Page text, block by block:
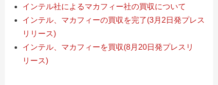
インテル社によるマカフィー社の買収について
インテル、マカフィーの買収を完了(3月2日発プレス
リリース)
インテル、マカフィーを買収(8月20日発プレスリ
リース)